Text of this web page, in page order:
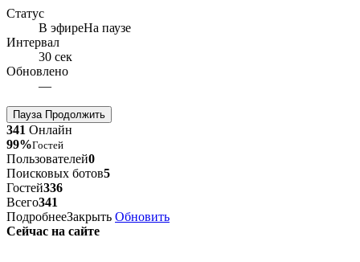
Статус
В эфиреНа паузе
Интервал
30 сек
Обновлено
—
ПаузаПродолжить
341 Онлайн
99%Гостей
Пользователей0
Поисковых ботов5
Гостей336
Всего341
ПодробнееЗакрыть Обновить
Сейчас на сайте